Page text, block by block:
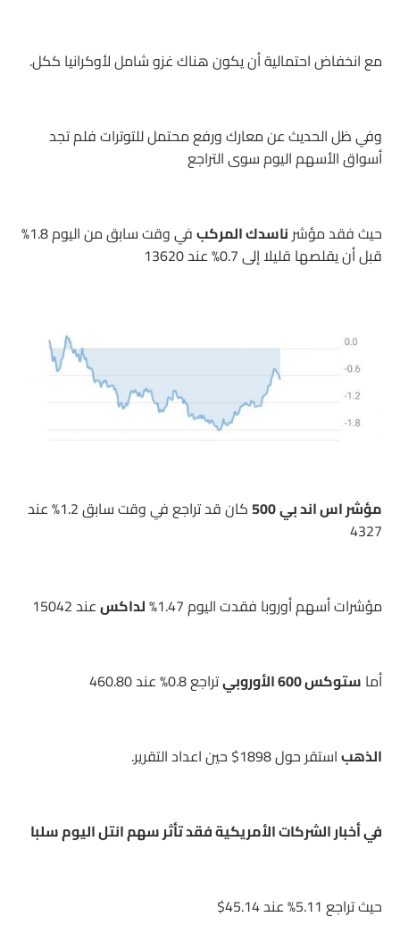
مع انخفاض احتمالية أن يكون هناك غزو شامل لأوكرانيا ككل.
وفي ظل الحديث عن معارك ورفع محتمل للتوترات فلم تجد
أسواق الأسهم اليوم سوى التراجع
حيث فقد مؤشر ناسدك المركب
في وقت سابق من اليوم 1.8%
قبل أن يقلصها قليلا إلى 0.7% عند 13620
مؤشر اس اند بي500
كان قد تراجع في وقت سابق 1.2% عند
4327
مؤشرات أسهم أوروبا فقدت اليوم 1.47% لداكسعند 15042
أما ستوكس 600 الأوروبي تراجع 0.8% عند 460.80
الذهباستقر حول 1898$ حين اعداد التقرير.
في أخبار الشركات الأمريكية فقد تأثر سهم انتل اليوم سلبا
حيث تراجع 5.11% عند 45.14$